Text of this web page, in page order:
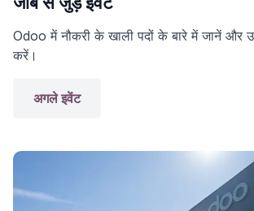
Odoo में नौकरी के खाली पदों के बारे में जानें और
करें।
अगले इवेंट